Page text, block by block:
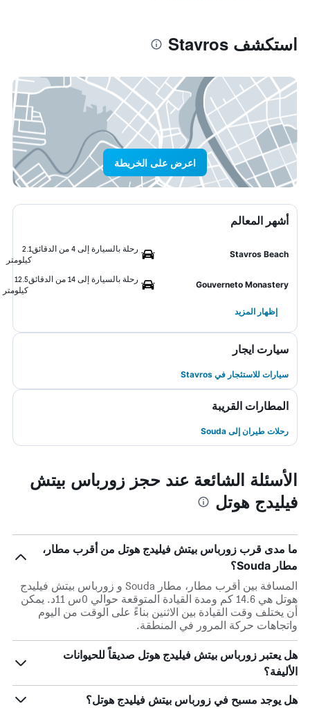
استكشف Stavros
اعرض على الخريطة
أشهر المعالم
Stavros Beach
رحلة بالسيارة إلى 4 من الدقائق
2.1
كيلومتر
Gouverneto Monastery
رحلة بالسيارة إلى 14 من الدقائق
12.5
كيلومتر
إظهار المزيد
سيارت ايجار
سيارات للاستئجار في Stavros
المطارات القريبة
رحلات طيران إلى Souda
الأسئلة الشائعة عند حجز زورباس بيتش
فيليدج هوتل
ما مدى قرب زورباس بيتش فيليدج هوتل من أقرب مطار،
مطار Souda؟
المسافة بين أقرب مطار، مطار Souda و زورباس بيتش فيليدج
هوتل هي 14.6 كم ومدة القيادة المتوقعة حوالي 0س 11د. يمكن
أن يختلف وقت القيادة بين الاثنين بناءً على الوقت من اليوم
واتجاهات حركة المرور في المنطقة.
هل يعتبر زورباس بيتش فيليدج هوتل صديقاً للحيوانات
الأليفة؟
هل يوجد مسبح في زورباس بيتش فيليدج هوتل؟